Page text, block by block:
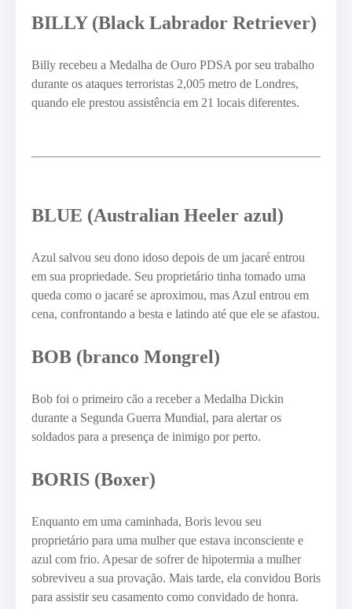
BILLY (Black Labrador Retriever)
Billy recebeu a Medalha de Ouro PDSA por seu trabalho
durante os ataques terroristas 2,005 metro de Londres,
quando ele prestou assistência em 21 locais diferentes.
BLUE (Australian Heeler azul)
Azul salvou seu dono idoso depois de um jacaré entrou
em sua propriedade. Seu proprietário tinha tomado uma
queda como o jacaré se aproximou, mas Azul entrou em
cena, confrontando a besta e latindo até que ele se afastou.
BOB (branco Mongrel)
Bob foi o primeiro cão a receber a Medalha Dickin
durante a Segunda Guerra Mundial, para alertar os
soldados para a presença de inimigo por perto.
BORIS (Boxer)
Enquanto em uma caminhada, Boris levou seu
proprietário para uma mulher que estava inconsciente e
azul com frio. Apesar de sofrer de hipotermia a mulher
sobreviveu a sua provação. Mais tarde, ela convidou Boris
para assistir seu casamento como convidado de honra.